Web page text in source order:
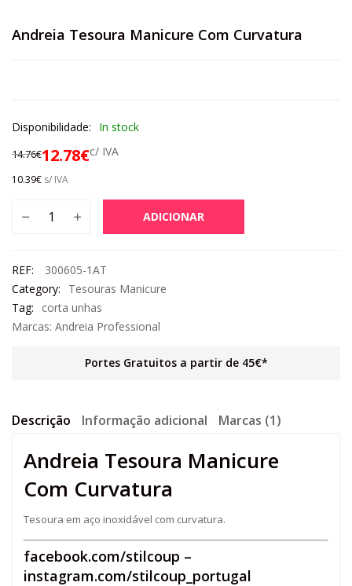
Andreia Tesoura Manicure Com Curvatura
Disponibilidade: In stock
14.76€12.78€c/ IVA
10.39€ s/ IVA
ADICIONAR
REF:
300605-1AT
Category:
Tesouras Manicure
Tag:
corta unhas
Marcas: Andreia Professional
Portes Gratuitos a partir de 45€*
Descrição Informação adicional Marcas (1)
Andreia Tesoura Manicure
Com Curvatura
Tesoura em aço inoxidável com curvatura.
facebook.com/stilcoup –
instagram.com/stilcoup_portugal